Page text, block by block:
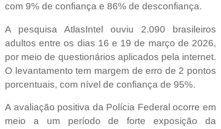
com 9% de confiança e 86% de desconfiança.
A pesquisa AtlasIntel ouviu 2.090 brasileiros
adultos entre os dias 16 e 19 de março de 2026,
por meio de questionários aplicados pela internet.
O levantamento tem margem de erro de 2 pontos
porcentuais, com nível de confiança de 95%.
A avaliação positiva da Polícia Federal ocorre em
meio a um período de forte exposição da